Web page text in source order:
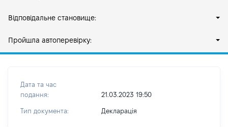
Відповідальне становище:
Пройшла автоперевірку:
Дата та час
подання:
21.03.2023 19:50
Тип документа: Декларація